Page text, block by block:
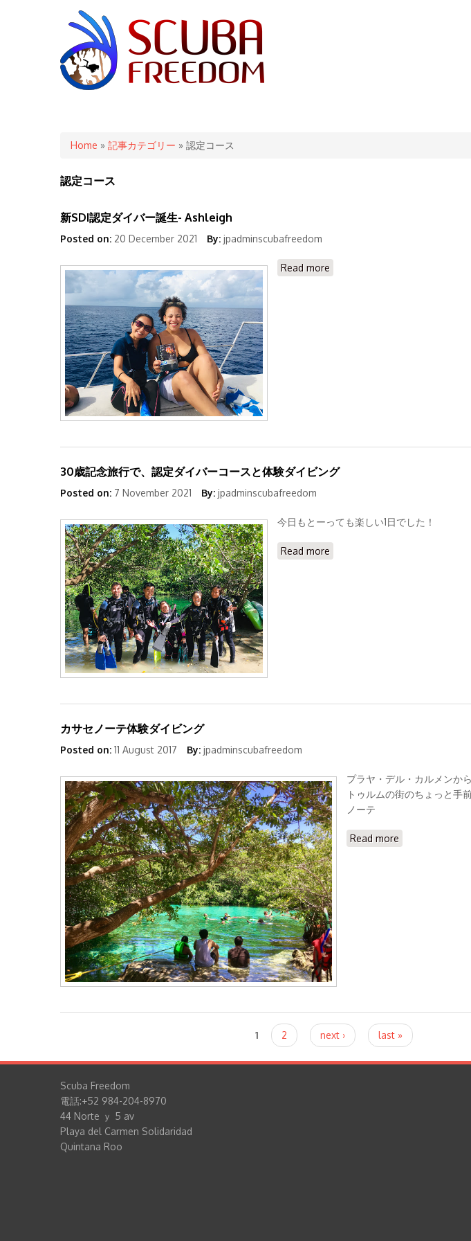
You are here
Home » 記事カテゴリー » 認定コース
認定コース
新SDI認定ダイバー誕生- Ashleigh
Posted on: 20 December 2021 By: jpadminscubafreedom
Read more
30歳記念旅行で、認定ダイバーコースと体験ダイビング
Posted on: 7 November 2021 By: jpadminscubafreedom
今日もとーっても楽しい1日でした！
Read more
カサセノーテ体験ダイビング
Posted on: 11 August 2017 By: jpadminscubafreedom
プラヤ・デル・カルメンか
トゥルムの街のちょっと
ノーテ
Read more
1 2 next › last »
Scuba Freedom
電話:+52 984-204-8970
44 Norte ｙ 5 av
Playa del Carmen Solidaridad
Quintana Roo